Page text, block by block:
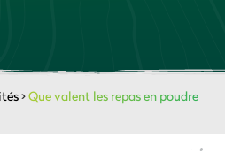
>Que valent les repas en poudre